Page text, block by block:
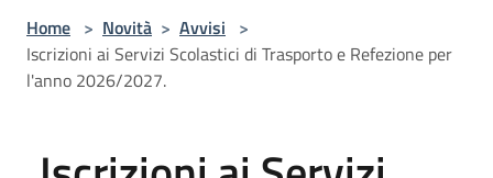
Home > Novità > Avvisi >
Iscrizioni ai Servizi Scolastici di Trasporto e Refezione per
l'anno 2026/2027.